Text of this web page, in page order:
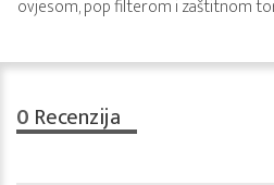
ovjesom, pop filterom i zaštitnom
0 Recenzija